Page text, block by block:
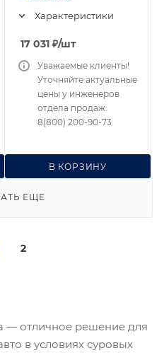
Характеристики
17 031 ₽/шт
В КОРЗИНУ
Уважаемые клиенты!
Уточняйте актуальные
цены у инженеров
отдела продаж:
8(800) 200-90-73
ЕЩЕ
2
— отличное решение для
в условиях суровых